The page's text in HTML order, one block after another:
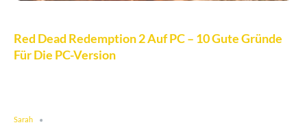
Red Dead Redemption 2 Auf PC – 10 Gute Gründe
Für Die PC-Version
Sarah